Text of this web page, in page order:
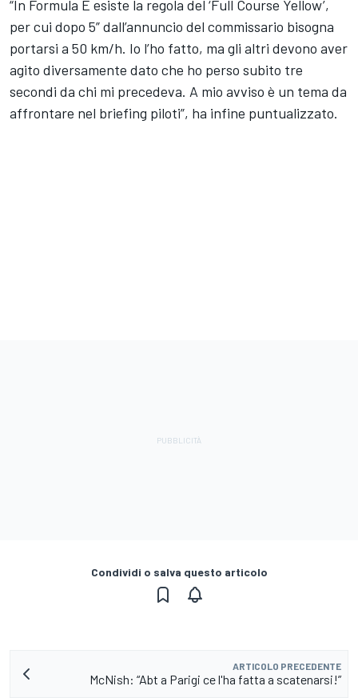
“In Formula E esiste la regola del ‘Full Course Yellow’,
per cui dopo 5” dall’annuncio del commissario bisogna
portarsi a 50 km/h. Io l’ho fatto, ma gli altri devono aver
agito diversamente dato che ho perso subito tre
secondi da chi mi precedeva. A mio avviso è un tema da
affrontare nel briefing piloti”, ha infine puntualizzato.
Condividi o salva questo articolo
ARTICOLO PRECEDENTE
McNish: “Abt a Parigi ce l'ha fatta a scatenarsi!”